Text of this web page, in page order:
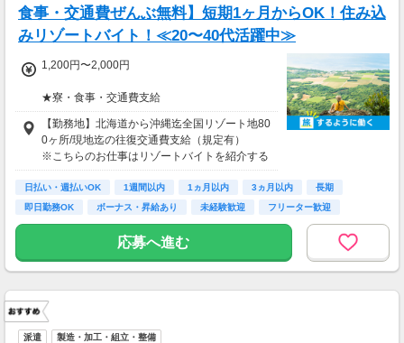
食事・交通費ぜんぶ無料】短期1ヶ月からOK！住み込
みリゾートバイト！≪20〜40代活躍中≫
1,200円〜2,000円
★寮・食事・交通費支給
住み込みのお仕事のため、以下の補助がありま
す。
・寮費・光熱費無料（個室あり）
・食事無料
・往復交通費支給（上限あり）
※勤務地による
生活費がかからないので、働いた分のほとんど
を貯金にまわすことができます！
▼月収例
25万5,300円
＝(時給1,200円×8h＋残業1h)×23日
【勤務地】北海道から沖縄迄全国リゾート地80
0ヶ所/現地迄の往復交通費支給（規定有）
※こちらのお仕事はリゾートバイトを紹介する
募集となっており実際に募集がある勤務地と異
なる場合がございます。
カウンセリングでご希望条件をお伺いし、全国
★お仕事開始までの流れ★
のお仕事へ応募（面接なし）→お仕事開始
日払い・週払いOK 1週間以内 1ヵ月以内 3ヵ月以内
長期
即日勤務OK
ボーナス・昇給あり 未経験歓迎 フリーター歓迎
応募へ進む
派遣 製造・加工・組立・整備